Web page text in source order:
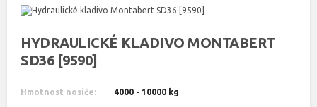
HYDRAULICKÉ KLADIVO MONTABERT
SD36 [9590]
Hmotnost nosiče: 4000 - 10000 kg